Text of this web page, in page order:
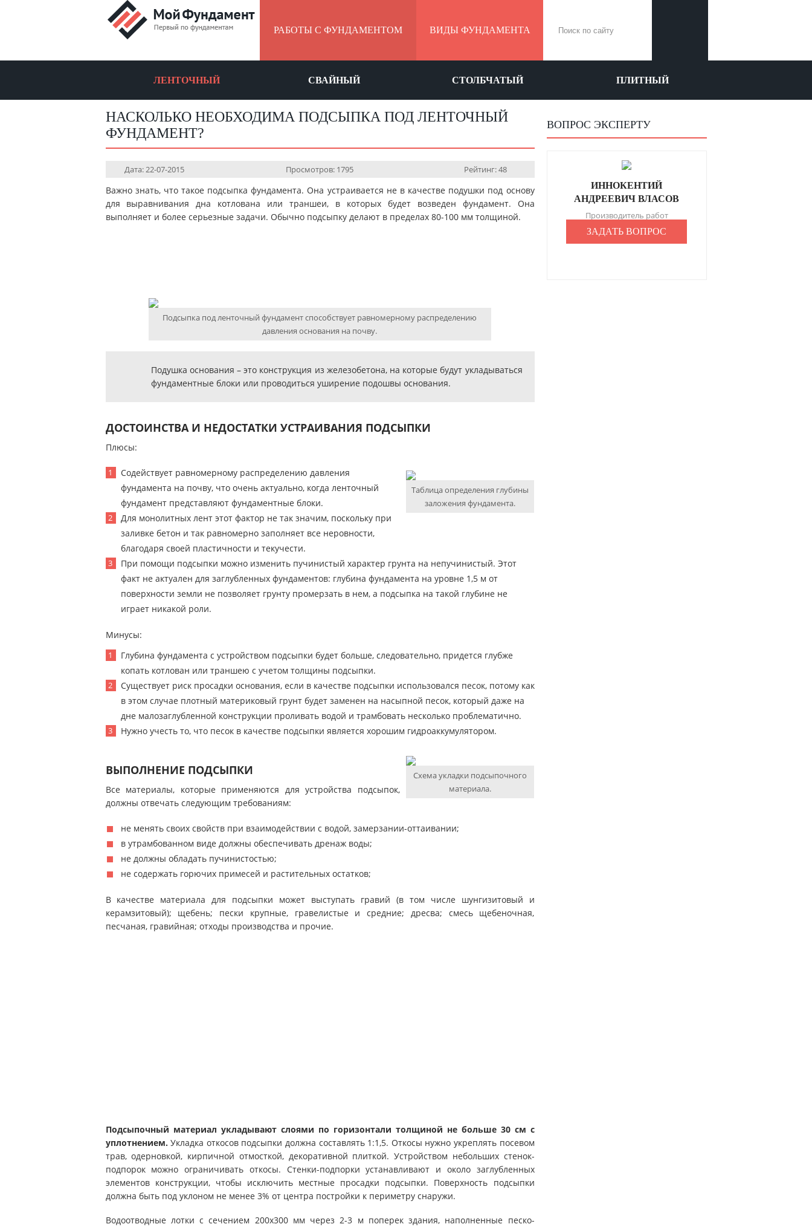
ЛЕНТОЧНЫЙ СВАЙНЫЙ СТОЛБЧАТЫЙ ПЛИТНЫЙ
РАБОТЫ С ФУНДАМЕНТОМ ВИДЫ ФУНДАМЕНТА
НАСКОЛЬКО НЕОБХОДИМА ПОДСЫПКА ПОД ЛЕНТОЧНЫЙ
ФУНДАМЕНТ?
Дата: 22-07-2015 Просмотров: 1795 Рейтинг: 48
Важно знать, что такое подсыпка фундамента. Она устраивается не в качестве подушки под основу
для выравнивания дна котлована или траншеи, в которых будет возведен фундамент. Она
выполняет и более серьезные задачи. Обычно подсыпку делают в пределах 80-100 мм толщиной.
Подсыпка под ленточный фундамент способствует равномерному распределению
давления основания на почву.
Подушка основания – это конструкция из железобетона, на которые будут укладываться
фундаментные блоки или проводиться уширение подошвы основания.
ДОСТОИНСТВА И НЕДОСТАТКИ УСТРАИВАНИЯ ПОДСЫПКИ
Плюсы:
Таблица определения глубины
заложения фундамента.
Содействует равномерному распределению давления
фундамента на почву, что очень актуально, когда ленточный
фундамент представляют фундаментные блоки.
Для монолитных лент этот фактор не так значим, поскольку при
заливке бетон и так равномерно заполняет все неровности,
благодаря своей пластичности и текучести.
При помощи подсыпки можно изменить пучинистый характер грунта на непучинистый. Этот
факт не актуален для заглубленных фундаментов: глубина фундамента на уровне 1,5 м от
поверхности земли не позволяет грунту промерзать в нем, а подсыпка на такой глубине не
играет никакой роли.
Минусы:
Глубина фундамента с устройством подсыпки будет больше, следовательно, придется глубже
копать котлован или траншею с учетом толщины подсыпки.
Существует риск просадки основания, если в качестве подсыпки использовался песок, потому как
в этом случае плотный материковый грунт будет заменен на насыпной песок, который даже на
дне малозаглубленной конструкции проливать водой и трамбовать несколько проблематично.
Нужно учесть то, что песок в качестве подсыпки является хорошим гидроаккумулятором.
ВЫПОЛНЕНИЕ ПОДСЫПКИ
Схема укладки подсыпочного
материала.
Все материалы, которые применяются для устройства подсыпок,
должны отвечать следующим требованиям:
не менять своих свойств при взаимодействии с водой, замерзании-оттаивании;
в утрамбованном виде должны обеспечивать дренаж воды;
не должны обладать пучинистостью;
не содержать горючих примесей и растительных остатков;
В качестве материала для подсыпки может выступать гравий (в том числе шунгизитовый и
керамзитовый); щебень; пески крупные, гравелистые и средние; дресва; смесь щебеночная,
песчаная, гравийная; отходы производства и прочие.
Подсыпочный материал укладывают слоями по горизонтали толщиной не больше 30 см с
уплотнением.Укладка откосов подсыпки должна составлять 1:1,5. Откосы нужно укреплять посевом
трав, одерновкой, кирпичной отмосткой, декоративной плиткой. Устройством небольших стенок-
подпорок можно ограничивать откосы. Стенки-подпорки устанавливают и около заглубленных
элементов конструкции, чтобы исключить местные просадки подсыпки. Поверхность подсыпки
должна быть под уклоном не менее 3% от центра постройки к периметру снаружи.
Водоотводные лотки с сечением 200х300 мм через 2-3 м поперек здания, наполненные песко-
ВОПРОС ЭКСПЕРТУ
ИННОКЕНТИЙ
АНДРЕЕВИЧ ВЛАСОВ
Производитель работ
ЗАДАТЬ ВОПРОС